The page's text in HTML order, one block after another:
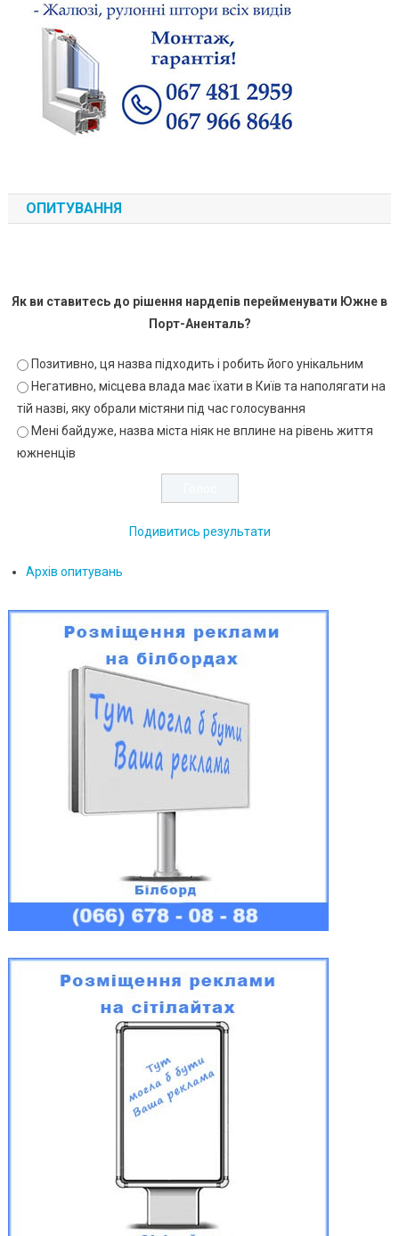
ОПИТУВАННЯ
Як ви ставитесь до рішення нардепів перейменувати Южне в
Порт-Аненталь?
Позитивно, ця назва підходить і робить його унікальним
Негативно, місцева влада має їхати в Київ та наполягати на
тій назві, яку обрали містяни під час голосування
Мені байдуже, назва міста ніяк не вплине на рівень життя
южненців
Подивитись результати
Архів опитувань